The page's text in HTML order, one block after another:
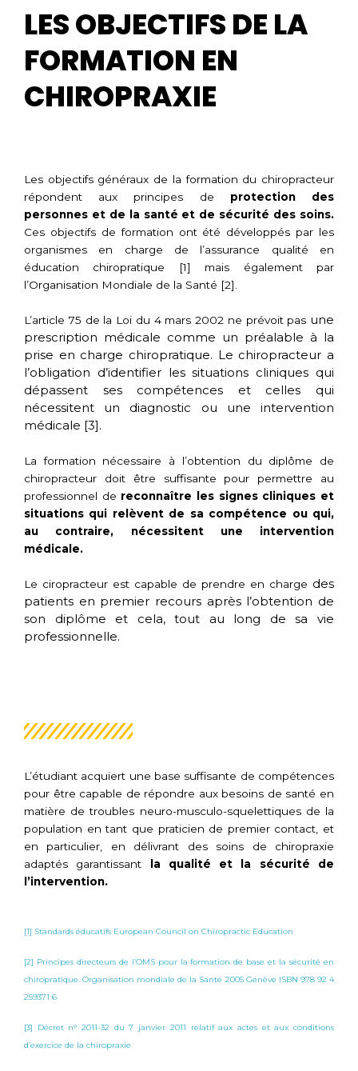
LES OBJECTIFS DE LA
FORMATION EN
CHIROPRAXIE
Les objectifs généraux de la formation du chiropracteur
répondent aux principes de protection des
personnes et de la santé et de sécurité des soins.
Ces objectifs de formation ont été développés par les
organismes en charge de l’assurance qualité en
éducation chiropratique [1] mais également par
l’Organisation Mondiale de la Santé [2].
L’article 75 de la Loi du 4 mars 2002 ne prévoit pas une
prescription médicale comme un préalable à la
prise en charge chiropratique. Le chiropracteur a
l’obligation d’identifier les situations cliniques qui
dépassent ses compétences et celles qui
nécessitent un diagnostic ou une intervention
médicale [3].
La formation nécessaire à l’obtention du diplôme de
chiropracteur doit être suffisante pour permettre au
professionnel de reconnaître les signes cliniques et
situations qui relèvent de sa compétence ou qui,
au contraire, nécessitent une intervention
médicale.
Le ciropracteur est capable de prendre en charge des
patients en premier recours après l’obtention de
son diplôme et cela, tout au long de sa vie
professionnelle.
L’étudiant acquiert une base suffisante de compétences
pour être capable de répondre aux besoins de santé en
matière de troubles neuro-musculo-squelettiques de la
population en tant que praticien de premier contact, et
en particulier, en délivrant des soins de chiropraxie
adaptés garantissant la qualité et la sécurité de
l’intervention.
[1] Standards éducatifs European Council on Chiropractic Education
[2] Principes directeurs de l’OMS pour la formation de base et la sécurité en
chiropratique. Organisation mondiale de la Santé 2005 Genève ISBN 978 92 4
259371 6
[3] Décret n° 2011-32 du 7 janvier 2011 relatif aux actes et aux conditions
d’exercice de la chiropraxie